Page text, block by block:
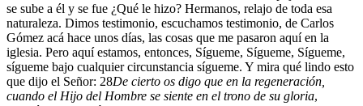
se sube a él y se fue ¿Qué le hizo? Hermanos, relajo de toda esa
naturaleza. Dimos testimonio, escuchamos testimonio, de Carlos
Gómez acá hace unos días, las cosas que me pasaron aquí en la
iglesia. Pero aquí estamos, entonces, Sígueme, Sígueme, Sígueme,
sígueme bajo cualquier circunstancia sígueme. Y mira qué lindo esto
que dijo el Señor: 28De cierto os digo que en la regeneración,
cuando el Hijo del Hombre se siente en el trono de su gloria,